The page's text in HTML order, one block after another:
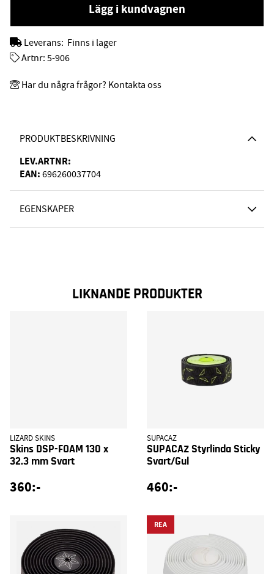
PRODUKTBESKRIVNING
LEV.ARTNR:
EAN: 696260037704
EGENSKAPER
Lägg i kundvagnen
Leverans: Finns i lager
Artnr: 5-906
Har du några frågor? Kontakta oss
LIKNANDE PRODUKTER
LIZARD SKINS
Skins DSP-FOAM 130 x
32.3 mm Svart
360:-
SUPACAZ
SUPACAZ Styrlinda Sticky
Svart/Gul
460:-
REA